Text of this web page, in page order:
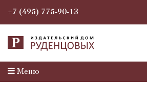
+7 (495) 775-90-13
Меню